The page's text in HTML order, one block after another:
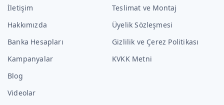
İletişim
Hakkımızda
Banka Hesapları
Kampanyalar
Blog
Videolar
Teslimat ve Montaj
Üyelik Sözleşmesi
Gizlilik ve Çerez Politikası
KVKK Metni